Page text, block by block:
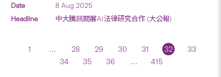
8 Aug 2025
中大騰訊開展AI法律研究合作 (大公報)
1 … 28 29 30 31 32
33
34
35 36 … 415